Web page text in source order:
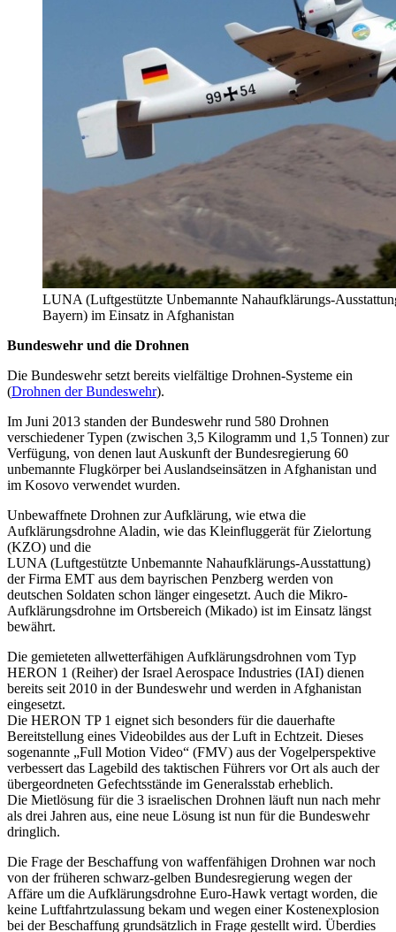
LUNA (Luftgestützte Unbemannte Nahaufklärungs-
Bayern) im Einsatz in Afghanistan
Bundeswehr und die Drohnen
Die Bundeswehr setzt bereits vielfältige Drohnen-Systeme ein
(Drohnen der Bundeswehr).
Im Juni 2013 standen der Bundeswehr rund 580 Drohnen
verschiedener Typen (zwischen 3,5 Kilogramm und 1,5 Tonnen) zur
Verfügung, von denen laut Auskunft der Bundesregierung 60
unbemannte Flugkörper bei Auslandseinsätzen in Afghanistan und
im Kosovo verwendet wurden.
Unbewaffnete Drohnen zur Aufklärung, wie etwa die
Aufklärungsdrohne Aladin, wie das Kleinfluggerät für Zielortung
(KZO) und die
LUNA (Luftgestützte Unbemannte Nahaufklärungs-Ausstattung)
der Firma EMT aus dem bayrischen Penzberg werden von
deutschen Soldaten schon länger eingesetzt. Auch die Mikro-
Aufklärungsdrohne im Ortsbereich (Mikado) ist im Einsatz längst
bewährt.
Die gemieteten allwetterfähigen Aufklärungsdrohnen vom Typ
HERON 1 (Reiher) der Israel Aerospace Industries (IAI) dienen
bereits seit 2010 in der Bundeswehr und werden in Afghanistan
eingesetzt.
Die HERON TP 1 eignet sich besonders für die dauerhafte
Bereitstellung eines Videobildes aus der Luft in Echtzeit. Dieses
sogenannte „Full Motion Video“ (FMV) aus der Vogelperspektive
verbessert das Lagebild des taktischen Führers vor Ort als auch der
übergeordneten Gefechtsstände im Generalsstab erheblich.
Die Mietlösung für die 3 israelischen Drohnen läuft nun nach mehr
als drei Jahren aus, eine neue Lösung ist nun für die Bundeswehr
dringlich.
Die Frage der Beschaffung von waffenfähigen Drohnen war noch
von der früheren schwarz-gelben Bundesregierung wegen der
Affäre um die Aufklärungsdrohne Euro-Hawk vertagt worden, die
keine Luftfahrtzulassung bekam und wegen einer Kostenexplosion
bei der Beschaffung grundsätzlich in Frage gestellt wird. Überdies